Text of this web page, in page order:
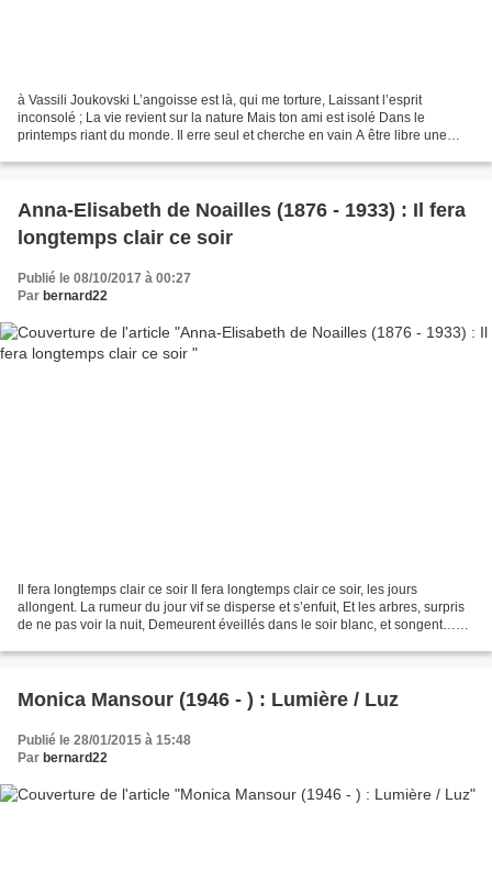
à Vassili Joukovski L’angoisse est là, qui me torture, Laissant l’esprit
inconsolé ; La vie revient sur la nature Mais ton ami est isolé Dans le
printemps riant du monde. Il erre seul et cherche en vain A être libre une
Anna-Elisabeth de Noailles (1876 - 1933) : Il fera
longtemps clair ce soir
Publié le 08/10/2017 à 00:27
Par bernard22
Il fera longtemps clair ce soir Il fera longtemps clair ce soir, les jours
allongent. La rumeur du jour vif se disperse et s’enfuit, Et les arbres, surpris
de ne pas voir la nuit, Demeurent éveillés dans le soir blanc, et songent…
Monica Mansour (1946 - ) : Lumière / Luz
Publié le 28/01/2015 à 15:48
Par bernard22